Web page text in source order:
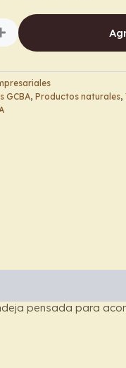
GCBA, Productos naturales,
pensada para